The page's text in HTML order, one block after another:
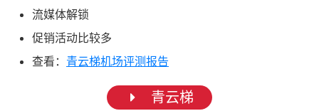
流媒体解锁
促销活动比较多
查看： 青云梯机场评测报告
青云梯